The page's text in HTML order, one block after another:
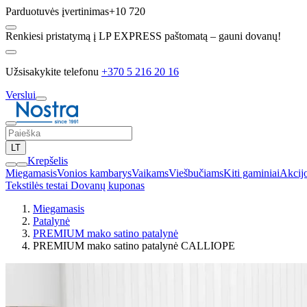
Parduotuvės įvertinimas+10 720
Renkiesi pristatymą į LP EXPRESS paštomatą – gauni dovanų!
Užsisakykite telefonu +370 5 216 20 16
Verslui
LT
Krepšelis
MiegamasisVonios kambarysVaikamsViešbučiamsKiti gaminiai
Tekstilės testai Dovanų kuponas
Miegamasis
Patalynė
PREMIUM mako satino patalynė
PREMIUM mako satino patalynė CALLIOPE